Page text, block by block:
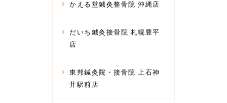
かえる堂鍼灸整骨院 沖縄店
だいち鍼灸接骨院 札幌豊平
店
東邦鍼灸院・接骨院 上石神
井駅前店